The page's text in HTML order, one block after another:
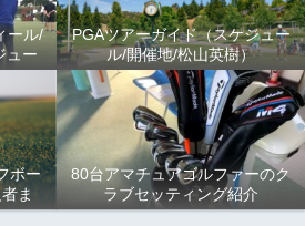
ール/
ュー
PGAツアーガイド（スケジュー
ル/開催地/松山英樹）
ボー
ま
80台アマチュアゴルファーのク
ラブセッティング紹介